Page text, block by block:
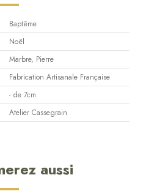
Baptême
Noël
Marbre, Pierre
Fabrication Artisanale Française
- de 7cm
Atelier Cassegrain
aussi